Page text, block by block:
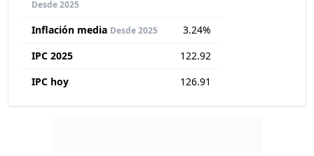
Desde 2025
Inflación media Desde 2025
3.24%
IPC 2025
122.92
IPC hoy
126.91